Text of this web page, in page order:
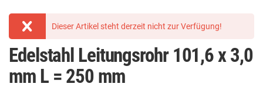
Dieser Artikel steht derzeit nicht zur Verfügung!
Edelstahl Leitungsrohr 101,6 x 3,0
mm L = 250 mm